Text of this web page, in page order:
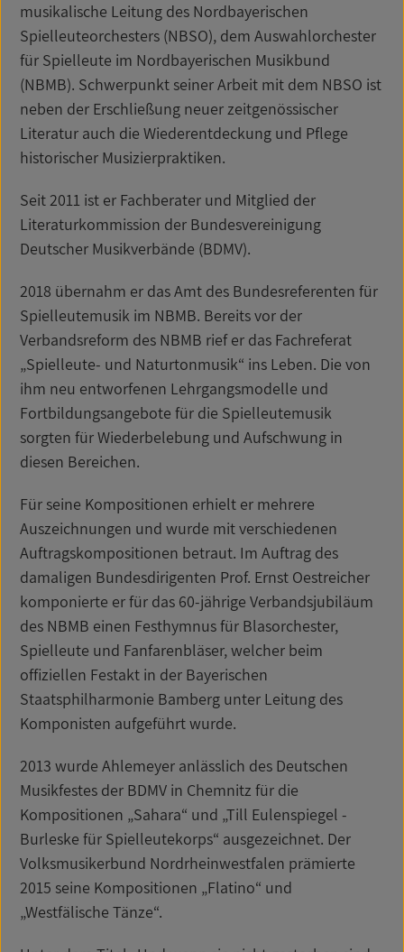
musikalische Leitung des Nordbayerischen
Spielleuteorchesters (NBSO), dem Auswahlorchester
für Spielleute im Nordbayerischen Musikbund
(NBMB). Schwerpunkt seiner Arbeit mit dem NBSO ist
neben der Erschließung neuer zeitgenössischer
Literatur auch die Wiederentdeckung und Pflege
historischer Musizierpraktiken.
Seit 2011 ist er Fachberater und Mitglied der
Literaturkommission der Bundesvereinigung
Deutscher Musikverbände (BDMV).
2018 übernahm er das Amt des Bundesreferenten für
Spielleutemusik im NBMB. Bereits vor der
Verbandsreform des NBMB rief er das Fachreferat
„Spielleute- und Naturtonmusik“ ins Leben. Die von
ihm neu entworfenen Lehrgangsmodelle und
Fortbildungsangebote für die Spielleutemusik
sorgten für Wiederbelebung und Aufschwung in
diesen Bereichen.
Für seine Kompositionen erhielt er mehrere
Auszeichnungen und wurde mit verschiedenen
Auftragskompositionen betraut. Im Auftrag des
damaligen Bundesdirigenten Prof. Ernst Oestreicher
komponierte er für das 60-jährige Verbandsjubiläum
des NBMB einen Festhymnus für Blasorchester,
Spielleute und Fanfarenbläser, welcher beim
offiziellen Festakt in der Bayerischen
Staatsphilharmonie Bamberg unter Leitung des
Komponisten aufgeführt wurde.
2013 wurde Ahlemeyer anlässlich des Deutschen
Musikfestes der BDMV in Chemnitz für die
Kompositionen „Sahara“ und „Till Eulenspiegel -
Burleske für Spielleutekorps“ ausgezeichnet. Der
Volksmusikerbund Nordrheinwestfalen prämierte
2015 seine Kompositionen „Flatino“ und
„Westfälische Tänze“.